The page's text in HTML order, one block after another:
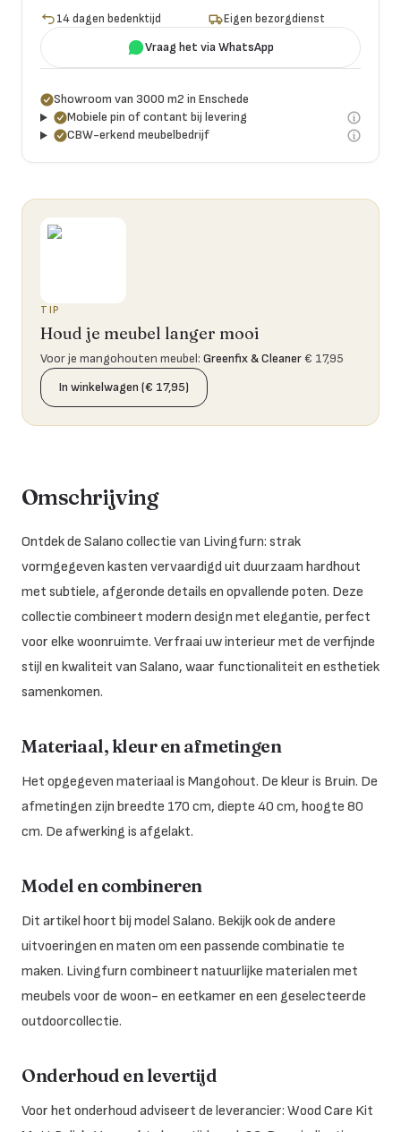
14 dagen bedenktijd Eigen bezorgdienst
Vraag het via WhatsApp
Showroom van 3000 m2 in Enschede
Mobiele pin of contant bij levering
CBW-erkend meubelbedrijf
TIP
Houd je meubel langer mooi
Voor je mangohouten meubel: Greenfix & Cleaner€ 17,95
In winkelwagen (€ 17,95)
Omschrijving
Ontdek de Salano collectie van Livingfurn: strak
vormgegeven kasten vervaardigd uit duurzaam hardhout
met subtiele, afgeronde details en opvallende poten. Deze
collectie combineert modern design met elegantie, perfect
voor elke woonruimte. Verfraai uw interieur met de verfijnde
stijl en kwaliteit van Salano, waar functionaliteit en esthetiek
samenkomen.
Materiaal, kleur en afmetingen
Het opgegeven materiaal is Mangohout. De kleur is Bruin. De
afmetingen zijn breedte 170 cm, diepte 40 cm, hoogte 80
cm. De afwerking is afgelakt.
Model en combineren
Dit artikel hoort bij model Salano. Bekijk ook de andere
uitvoeringen en maten om een passende combinatie te
maken. Livingfurn combineert natuurlijke materialen met
meubels voor de woon- en eetkamer en een geselecteerde
outdoorcollectie.
Onderhoud en levertijd
Voor het onderhoud adviseert de leverancier: Wood Care Kit